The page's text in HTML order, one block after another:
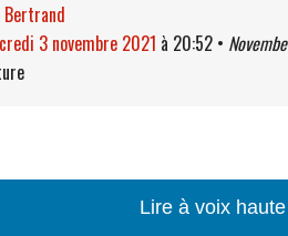
3 novembre 2021 à 20:52 •
Lire à voix haute